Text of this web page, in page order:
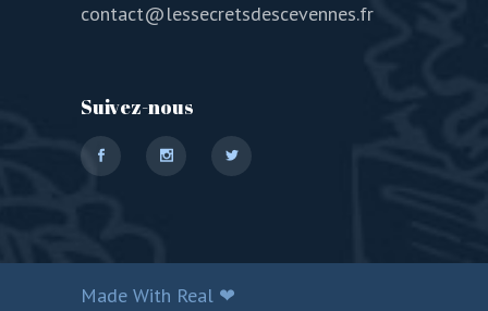
contact@lessecretsdescevennes.fr
Suivez-nous
Made With Real ❤